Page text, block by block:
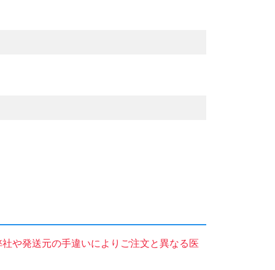
や発送元の手違いによりご注文と異なる医